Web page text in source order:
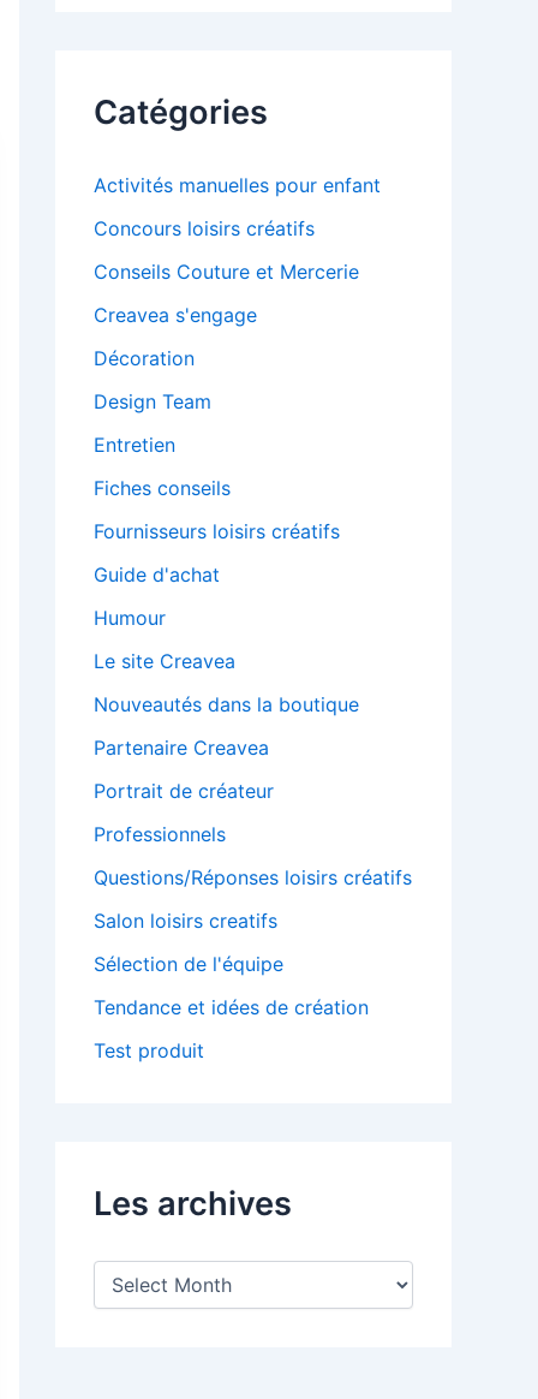
Catégories
Activités manuelles pour enfant
Concours loisirs créatifs
Conseils Couture et Mercerie
Creavea s'engage
Décoration
Design Team
Entretien
Fiches conseils
Fournisseurs loisirs créatifs
Guide d'achat
Humour
Le site Creavea
Nouveautés dans la boutique
Partenaire Creavea
Portrait de créateur
Professionnels
Questions/Réponses loisirs créatifs
Salon loisirs creatifs
Sélection de l'équipe
Tendance et idées de création
Test produit
Les archives
L